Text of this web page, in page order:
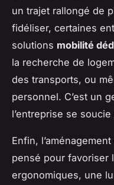
un trajet rallongé de
fidéliser, certaines
solutions mobilité
la recherche de
des transports, ou
personnel. C’est un
l’entreprise se
Enfin,
pensé pour favoriser
ergonomiques, une